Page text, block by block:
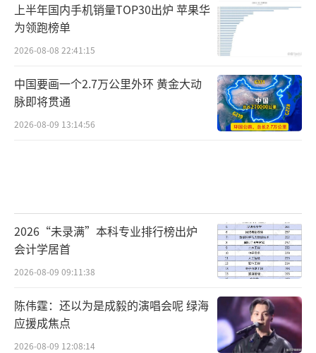
上半年国内手机销量TOP30出炉 苹果华
为领跑榜单
2026-08-08 22:41:15
中国要画一个2.7万公里外环 黄金大动
脉即将贯通
2026-08-09 13:14:56
2026“未录满”本科专业排行榜出炉
会计学居首
2026-08-09 09:11:38
陈伟霆：还以为是成毅的演唱会呢 绿海
应援成焦点
2026-08-09 12:08:14